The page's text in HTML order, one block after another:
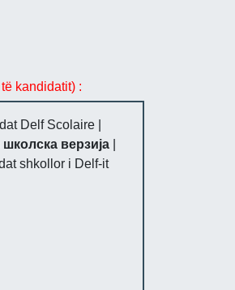
kandidatit) :
Delf Scolaire |
верзија
shkollor i Delf-it